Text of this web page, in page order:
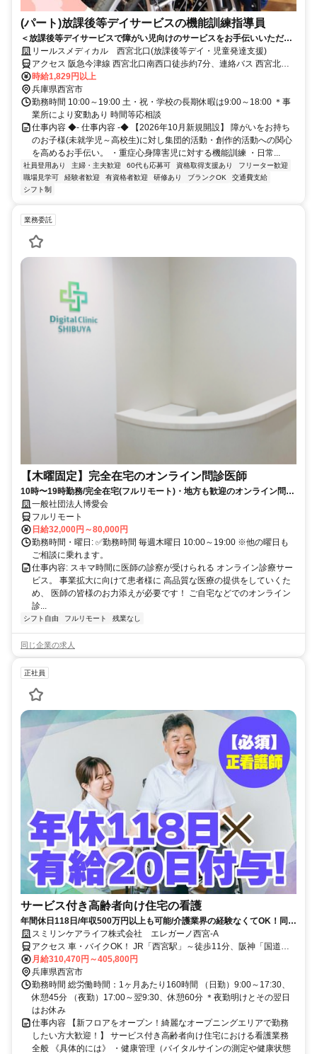
(パート)放課後等デイサービスの機能訓練指導員
＜放課後等デイサービスで障がい児向けのサービスをお手伝いいただき
ます。＞少人数制(1日5名～7名)のもと”寄り添い”を心掛けてサポート、
医療的ケアやリハビリにも対応。
リールスメディカル 西宮北口(放課後等デイ・児童発達支援)
アクセス 阪急今津線 西宮北口南西口徒歩約7分、連絡バス 西宮北口
南西口徒歩約7分、阪急神戸本線 西宮北口南西口徒歩約7分
時給1,829円以上
兵庫県西宮市
勤務時間 10:00～19:00 土・祝・学校の長期休暇は9:00～18:00 ＊事
業所により変動あり 時間等応相談
仕事内容 ◆- 仕事内容 -◆ 【2026年10月新規開設】 障がいをお持ち
のお子様(未就学児～高校生)に対し集団的活動・創作的活動への関心
を高めるお手伝い。 ・重症心身障害児に対する機能訓練 ・日常...
社員登用あり 主婦・主夫歓迎 60代も応募可 資格取得支援あり
フリーター歓迎
職場見学可
経験者歓迎 有資格者歓迎 研修あり ブランクOK
交通費支給
シフト制
業務委託
【木曜固定】完全在宅のオンライン問診医師
10時〜19時勤務/完全在宅(フルリモート)・地方も歓迎のオンライン問診
業務一般社団法人博愛会
フルリモート
日給32,000円～80,000円
勤務時間・曜日: ✅勤務時間 毎週木曜日 10:00～19:00 ※他の曜日も
ご相談に乗れます。
仕事内容: スキマ時間に医師の診察が受けられる オンライン診療サー
ビス。 事業拡大に向けて患者様に 高品質な医療の提供をしていくた
め、 医師の皆様のお力添えが必要です！ ご自宅などでのオンライン
診...
シフト自由 フルリモート 残業なし
同じ企業の求人
正社員
サービス付き高齢者向け住宅の看護
年間休日118日/年収500万円以上も可能/介護業界の経験なくてOK！同業
種からの転職者も活躍中！
スミリンケアライフ株式会社 エレガーノ西宮-A
アクセス 車・バイクOK！ JR「西宮駅」～徒歩11分、阪神「国道
駅」～徒歩4分
月給310,470円～405,800円
兵庫県西宮市
勤務時間 総労働時間：1ヶ月あたり160時間 （日勤）9:00～17:30、
休憩45分 （夜勤）17:00～翌9:30、休憩60分 ＊夜勤明けとその翌日
はお休み
仕事内容 【新フロアをオープン！綺麗なオープニングエリアで勤務
したい方大歓迎！】 サービス付き高齢者向け住宅における看護業務
全般 《具体的には》 ・健康管理（バイタルサインの測定や健康状態